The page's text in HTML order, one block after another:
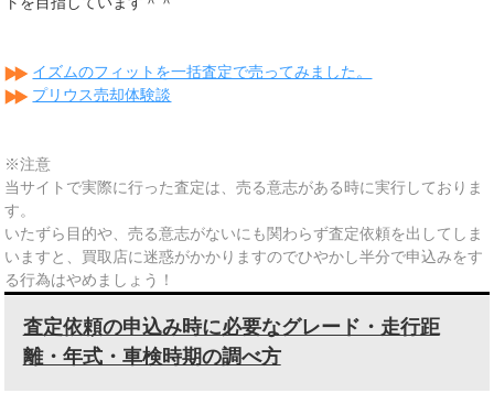
イズムのフィットを一括査定で売ってみました。
プリウス売却体験談
※注意
当サイトで実際に行った査定は、売る意志がある時に実行しておりま
す。
いたずら目的や、売る意志がないにも関わらず査定依頼を出してしま
いますと、買取店に迷惑がかかりますのでひやかし半分で申込みをす
る行為はやめましょう！
査定依頼の申込み時に必要なグレード・走行距
離・年式・車検時期の調べ方